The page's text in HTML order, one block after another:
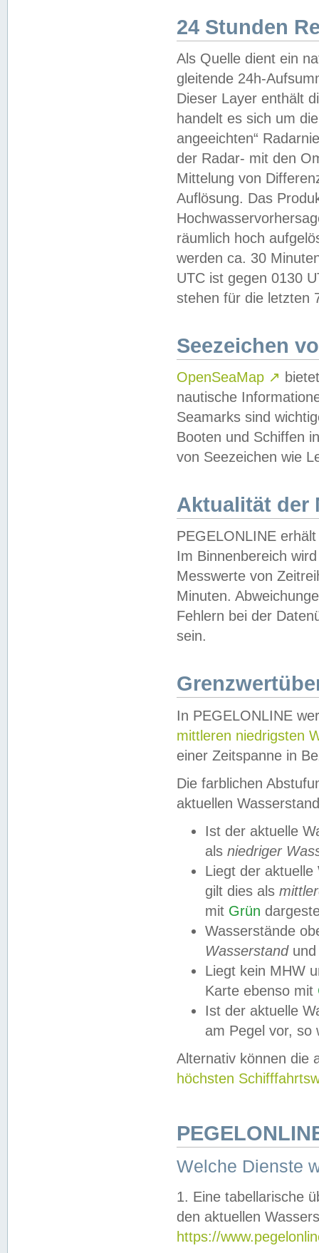
24 Stunden
Als Quelle dient ein
gleitende 24h-
Dieser Layer enthält
handelt es sich um
angeeichten“
der Radar- mit den
Mittelung von
Auflösung. Das
räumlich hoch
werden ca. 30
UTC ist gegen 0130
stehen für die letzten
Seezeichen
OpenSeaMap ↗
nautische
Seamarks sind
Booten und Schiffen
von Seezeichen wie
Aktualität der
PEGELONLINE
Im Binnenbereich
Messwerte von
Minuten.
Fehlern bei der
sein.
In PEGELONLINE
mittleren niedrigsten
einer Zeitspanne in
Die farblichen
aktuellen
Ist der aktuelle
als niedriger
Liegt der
gilt dies als
mit Grün
Wasserstände
Wasserstandund
Liegt kein MHW
Karte ebenso mit
Ist der aktuelle
am Pegel vor,
Alternativ können die
höchsten
Welche Dienste
1. Eine tabellarische
den aktuellen
https://